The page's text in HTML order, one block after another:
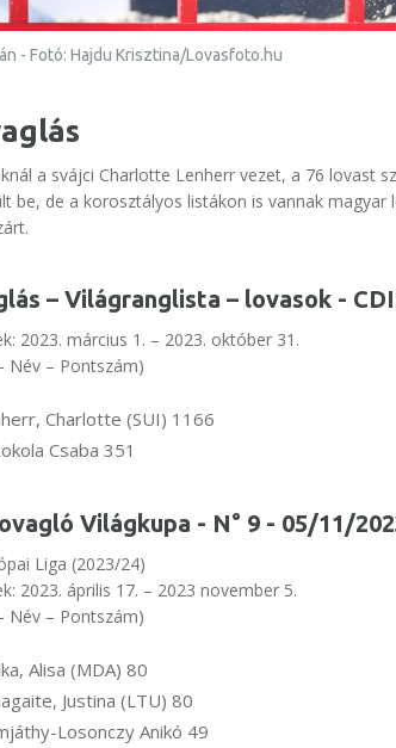
- Fotó: Hajdu Krisztina/Lovasfoto.hu
a svájci Charlotte Lenherr vezet, a 76 lovast
be, de a korosztályos listákon is vannak
– Világranglista – lovasok -
2023. március 1. – 2023. október 31.
Név – Pontszám)
Charlotte (SUI) 1166
Csaba 351
Világkupa - N° 9 - 05/11/
Liga (2023/24)
2023. április 17. – 2023 november 5.
Név – Pontszám)
Alisa (MDA) 80
Justina (LTU) 80
Losonczy Anikó 49